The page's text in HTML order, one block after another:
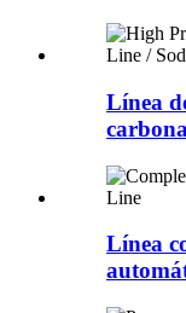
Línea
Línea